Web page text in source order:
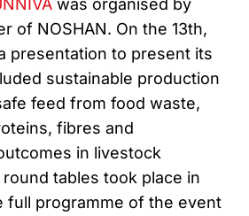
was organised by
of NOSHAN. On the 13th,
presentation to present its
sustainable production
feed from food waste,
fibres and
in livestock
tables took place in
full programme of the event